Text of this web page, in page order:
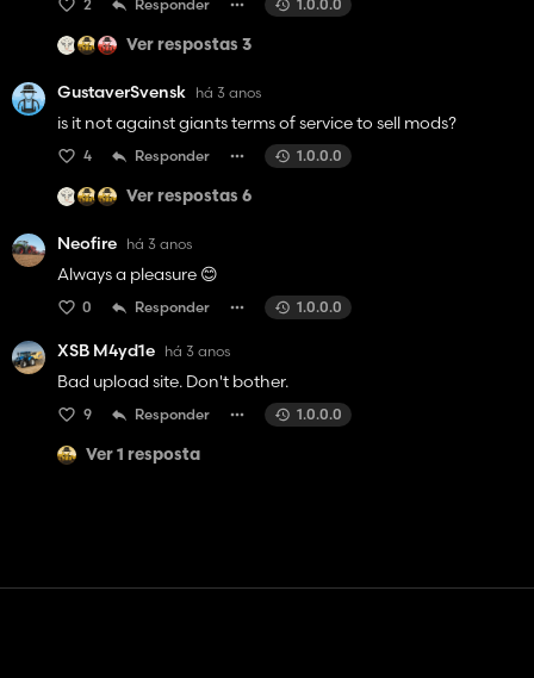
2 Responder 1.0.0.0
Ver respostas 3
GustaverSvensk há 3 anos
is it not against giants terms of service to sell mods?
4 Responder 1.0.0.0
Ver respostas 6
Neofire há 3 anos
Always a pleasure 😊
0 Responder 1.0.0.0
XSB M4yd1e há 3 anos
Bad upload site. Don't bother.
9 Responder 1.0.0.0
Ver 1 resposta